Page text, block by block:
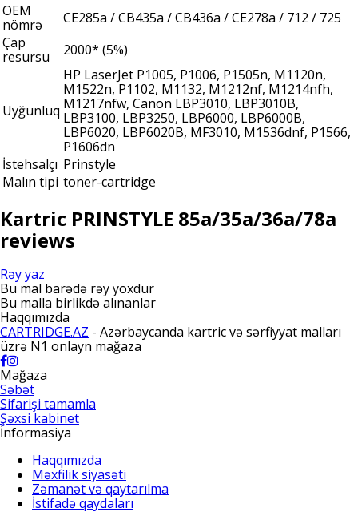
OEM
nömrə
CE285a / CB435a / CB436a / CE278a / 712 / 725
Çap
resursu
2000* (5%)
Uyğunluq
HP LaserJet P1005, P1006, P1505n, M1120n,
M1522n, P1102, M1132, M1212nf, M1214nfh,
M1217nfw, Canon LBP3010, LBP3010B,
LBP3100, LBP3250, LBP6000, LBP6000B,
LBP6020, LBP6020B, MF3010, M1536dnf, P1566,
P1606dn
İstehsalçı Prinstyle
Malın tipi toner-cartridge
Kartric PRINSTYLE 85a/35a/36a/78a
reviews
Rəy yaz
Bu mal barədə rəy yoxdur
Bu malla birlikdə alınanlar
Haqqımızda
CARTRIDGE.AZ - Azərbaycanda kartric və sərfiyyat malları
üzrə N1 onlayn mağaza
Mağaza
Səbət
Sifarişi tamamla
Şəxsi kabinet
İnformasiya
Haqqımızda
Məxfilik siyasəti
Zəmanət və qaytarılma
İstifadə qaydaları